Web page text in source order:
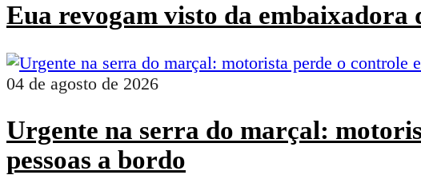
Eua revogam visto da embaixadora
04 de agosto de 2026
Urgente na serra do marçal:
pessoas a bordo